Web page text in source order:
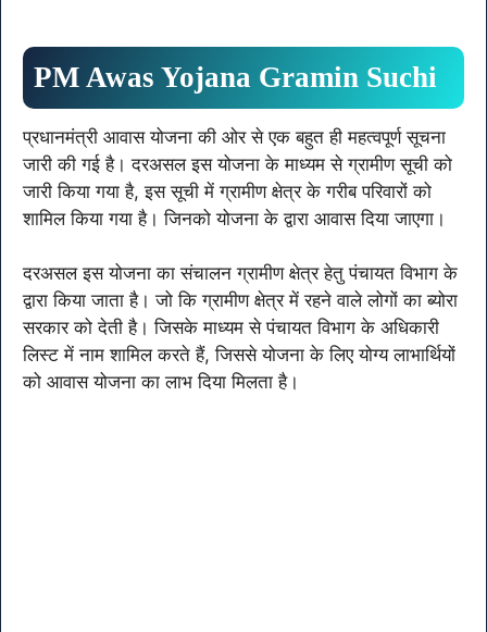
PM Awas Yojana Gramin Suchi
प्रधानमंत्री आवास योजना की ओर से एक बहुत ही महत्वपूर्ण सूचना
जारी की गई है। दरअसल इस योजना के माध्यम से ग्रामीण सूची को
जारी किया गया है, इस सूची में ग्रामीण क्षेत्र के गरीब परिवारों को
शामिल किया गया है। जिनको योजना के द्वारा आवास दिया जाएगा।
दरअसल इस योजना का संचालन ग्रामीण क्षेत्र हेतु पंचायत विभाग के
द्वारा किया जाता है। जो कि ग्रामीण क्षेत्र में रहने वाले लोगों का ब्योरा
सरकार को देती है। जिसके माध्यम से पंचायत विभाग के अधिकारी
लिस्ट में नाम शामिल करते हैं, जिससे योजना के लिए योग्य लाभार्थियों
को आवास योजना का लाभ दिया मिलता है।